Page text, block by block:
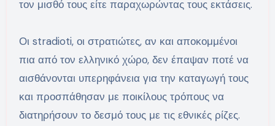
τον μισθό τους είτε παραχωρώντας τους εκτάσεις.
Οι stradioti, οι στρατιώτες, αν και αποκομμένοι
πια από τον ελληνικό χώρο, δεν έπαψαν ποτέ να
αισθάνονται υπερηφάνεια για την καταγωγή τους
και προσπάθησαν με ποικίλους τρόπους να
διατηρήσουν το δεσμό τους με τις εθνικές ρίζες.